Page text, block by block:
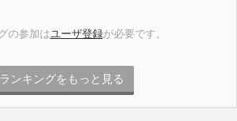
の参加はユーザ登録が必要です。
ランキングをもっと見る